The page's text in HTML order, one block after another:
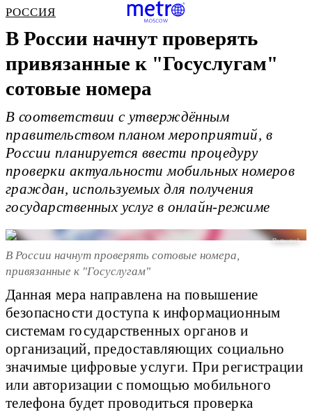
РОССИЯ
В России начнут проверять
привязанные к "Госуслугам"
сотовые номера
В соответствии с утверждённым
правительством планом мероприятий, в
России планируется ввести процедуру
проверки актуальности мобильных номеров
граждан, используемых для получения
государственных услуг в онлайн-режиме
Shutterstock
В России начнут проверять сотовые номера,
привязанные к "Госуслугам"
Данная мера направлена на повышение
безопасности доступа к информационным
системам государственных органов и
организаций, предоставляющих социально
значимые цифровые услуги. При регистрации
или авторизации с помощью мобильного
телефона будет проводиться проверка